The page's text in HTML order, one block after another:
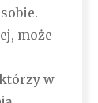
może
w